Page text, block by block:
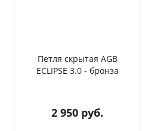
Петля скрытая AGB
ECLIPSE 3.0 - бронза
2 950 руб.